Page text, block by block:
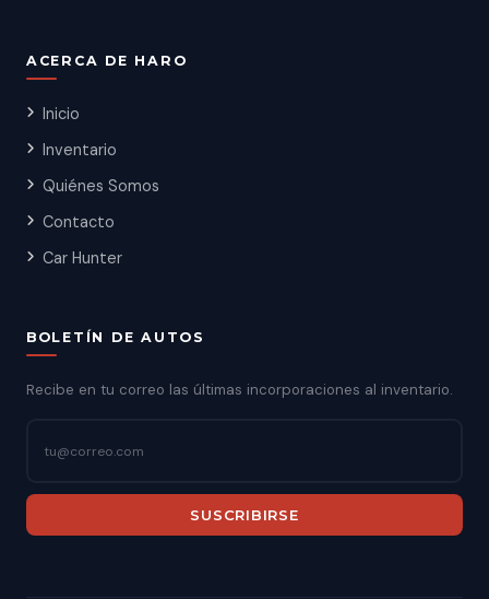
ACERCA DE HARO
Inicio
Inventario
Quiénes Somos
Contacto
Car Hunter
BOLETÍN DE AUTOS
Recibe en tu correo las últimas incorporaciones al inventario.
SUSCRIBIRSE